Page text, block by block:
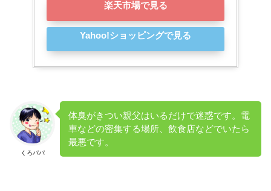
楽天市場で見る
Yahoo!ショッピングで見る
くろパパ
体臭がきつい親父はいるだけで迷惑です。電
車などの密集する場所、飲食店などでいたら
最悪です。